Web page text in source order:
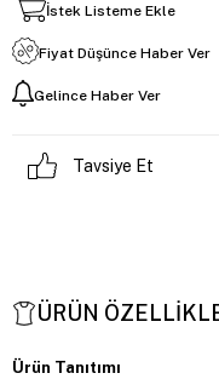
İstek Listeme Ekle
Fiyat Düşünce Haber Ver
Gelince Haber Ver
Tavsiye Et
ÜRÜN
Ürün Tanıtımı